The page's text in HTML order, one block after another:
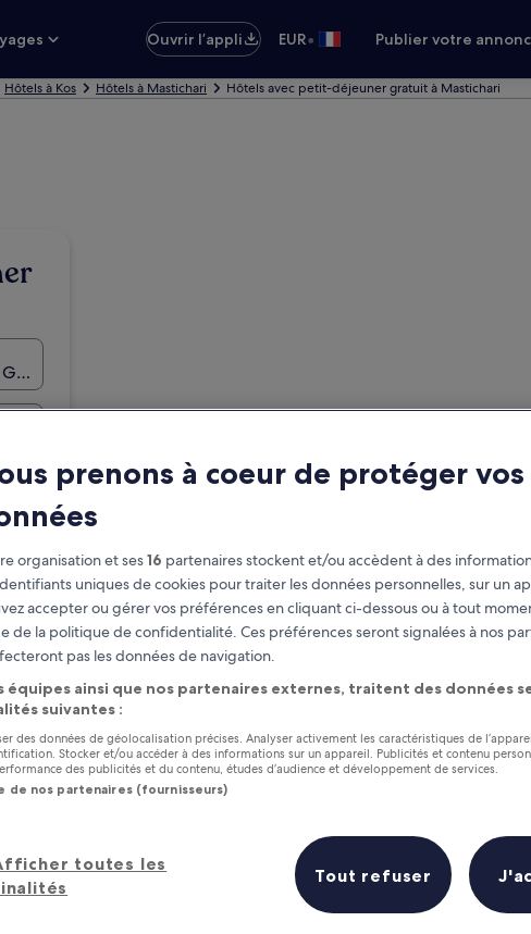
Ouvrir l’appli EUR• Publier votre
Hôtels à Kos Hôtels à Mastichari Hôtels avec petit-déjeuner gratuit à Mastichari
cas
Gagnez des récompenses pour
chaque nuit séjournée
Ce week-end
7 août - 9 août
prenons à coeur de protéger vos
organisation et ses16 partenaires stockent et/ou accèdent à des
uniques de cookies pour traiter les données personnelles, sur un
accepter ou gérer vos préférences en cliquant ci-dessous ou à tout
de la politique de confidentialité. Ces préférences seront signalées à nos
pas les données de navigation.
équipes ainsi que nos partenaires externes, traitent des données
suivantes :
des données de géolocalisation précises. Analyser activement les caractéristiques de
Stocker et/ou accéder à des informations sur un appareil. Publicités et contenu
des publicités et du contenu, études d’audience et développement de services.
de nos partenaires (fournisseurs)
toutes les
Tout refuser